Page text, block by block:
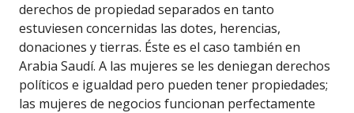
derechos de propiedad separados en tanto
estuviesen concernidas las dotes, herencias,
donaciones y tierras. Éste es el caso también en
Arabia Saudí. A las mujeres se les deniegan derechos
políticos e igualdad pero pueden tener propiedades;
las mujeres de negocios funcionan perfectamente